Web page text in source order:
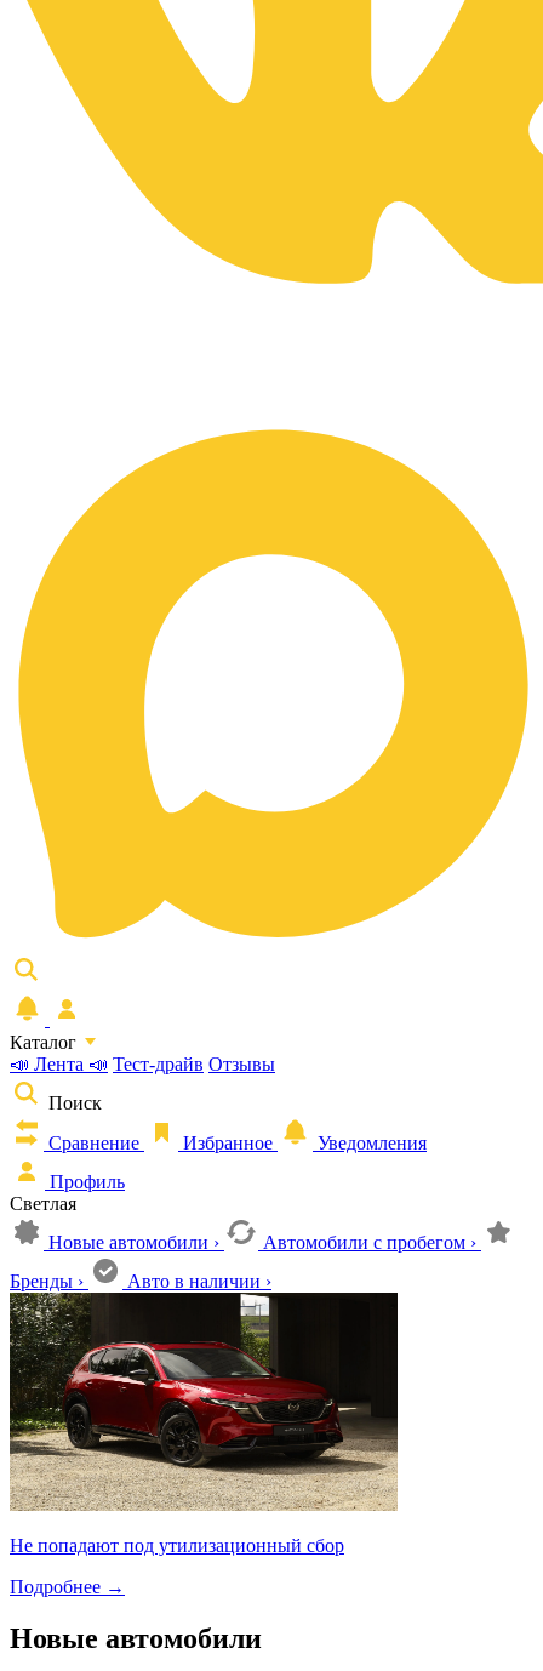
Каталог
📣 Лента 📣 Тест-драйв Отзывы
Поиск
Сравнение
Избранное
Уведомления
Профиль
Светлая
Новые автомобили › Автомобили с пробегом ›
Бренды › Авто в наличии ›
Не попадают под утилизационный сбор
Подробнее →
Новые автомобили